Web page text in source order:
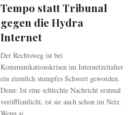
Tempo statt Tribunal
gegen die Hydra
Internet
Der Rechtsweg ist bei
Kommunikationskrisen im Internetzeitalter
ein ziemlich stumpfes Schwert geworden.
Denn: Ist eine schlechte Nachricht erstmal
veröfffentlicht, ist sie auch schon im Netz.